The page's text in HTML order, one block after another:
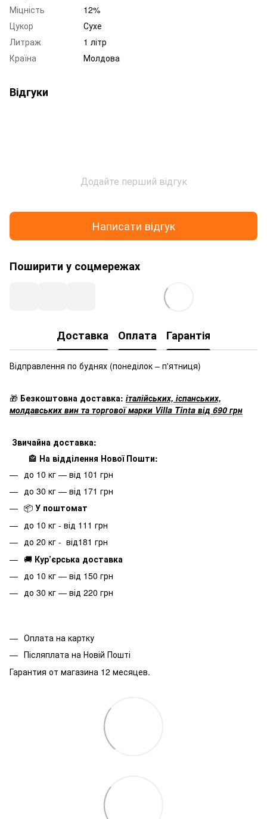
Міцність
12%
Цукор
Сухе
Литраж
1 літр
Країна
Молдова
Відгуки
Додайте перший відгук
Написати відгук
Поширити у соцмережах
Доставка Оплата Гарантія
Відправлення по буднях (понеділок – п'ятниця)
🎁 Безкоштовна доставка: італійських, іспанських,
молдавських вин та торгової марки Villa Tinta від 690 грн
Звичайна доставка:
🏤 На відділення Нової Пошти:
до 10 кг — від 101 грн
до 30 кг — від 171 грн
📦 У поштомат
до 10 кг - від 111 грн
до 20 кг - від181 грн
🚚 Кур’єрська доставка
до 10 кг — від 150 грн
до 30 кг — від 220 грн
Оплата на картку
Післяплата на Новій Пошті
Гарантия от магазина 12 месяцев.